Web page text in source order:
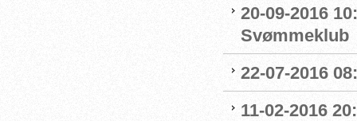
20-09-2016
Svømmeklub
22-07-2016
11-02-2016